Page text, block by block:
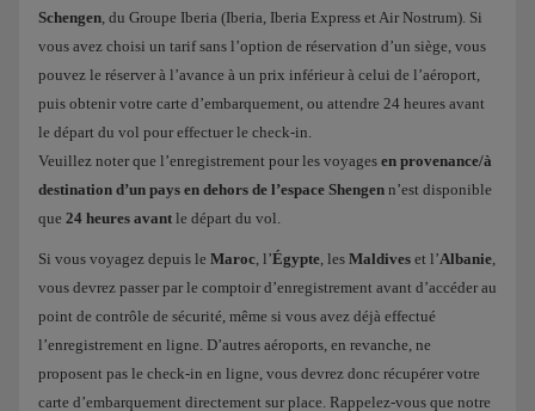
Schengen, du Groupe Iberia (Iberia, Iberia Express et Air Nostrum). Si
vous avez choisi un tarif sans l’option de réservation d’un siège, vous
pouvez le réserver à l’avance à un prix inférieur à celui de l’aéroport,
puis obtenir votre carte d’embarquement, ou attendre 24 heures avant
le départ du vol pour effectuer le check-in.
Veuillez noter que l’enregistrement pour les voyages en provenance/à
destination d’un pays en dehors de l’espace Shengen n’est disponible
que 24 heures avant le départ du vol.
Si vous voyagez depuis le Maroc, l’Égypte, les Maldives et l’Albanie,
vous devrez passer par le comptoir d’enregistrement avant d’accéder au
point de contrôle de sécurité, même si vous avez déjà effectué
l’enregistrement en ligne. D’autres aéroports, en revanche, ne
proposent pas le check-in en ligne, vous devrez donc récupérer votre
carte d’embarquement directement sur place. Rappelez-vous que notre